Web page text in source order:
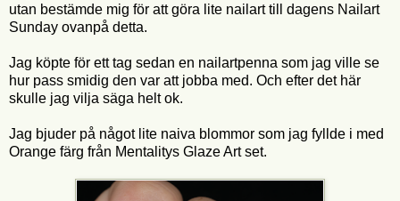
utan bestämde mig för att göra lite nailart till dagens Nailart
Sunday ovanpå detta.
Jag köpte för ett tag sedan en nailartpenna som jag ville se
hur pass smidig den var att jobba med. Och efter det här
skulle jag vilja säga helt ok.
Jag bjuder på något lite naiva blommor som jag fyllde i med
Orange färg från Mentalitys Glaze Art set.